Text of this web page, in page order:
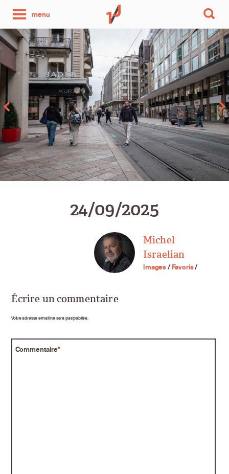
menu
photo
par
jour
24/09/2025
Michel
Israelian
Images/Favoris/
Écrire un commentaire
Votre adresse email ne sera pas publiée.
Commentaire*